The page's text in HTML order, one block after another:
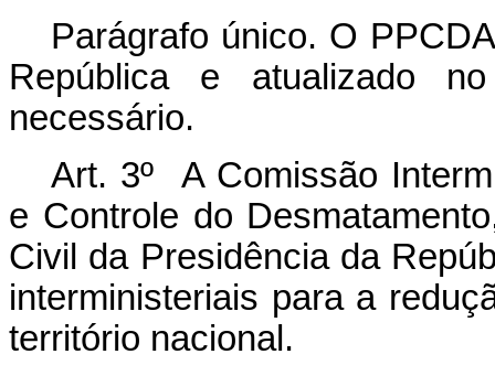
Parágrafo único. O
República e atualizado
necessário.
Art. 3º A Comissão
e Controle do
Civil da Presidência da
interministeriais para a
território nacional.